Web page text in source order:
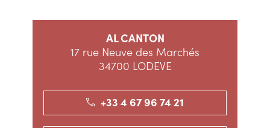
AL CANTON
17 rue Neuve des Marchés
34700 LODEVE
+33 4 67 96 74 21